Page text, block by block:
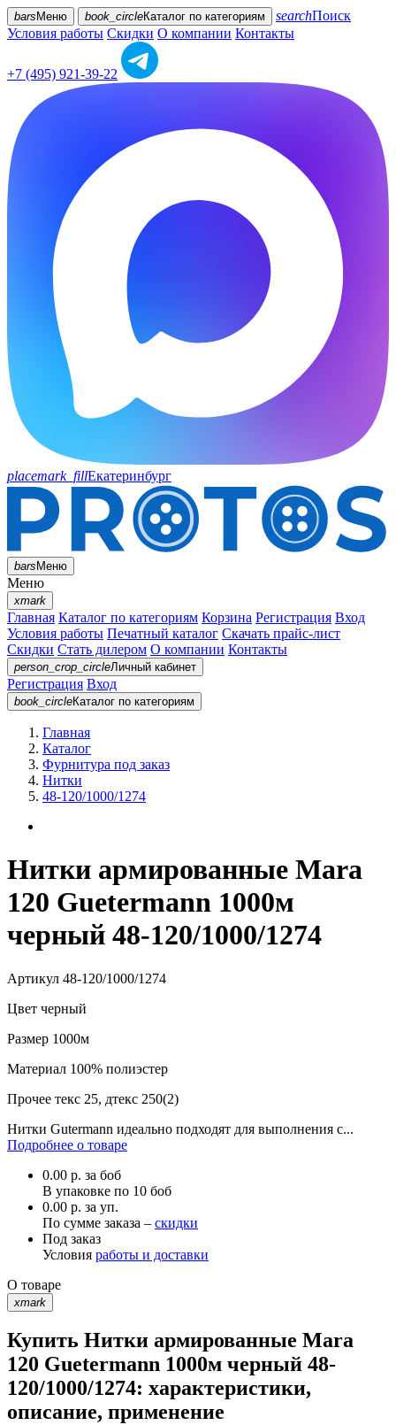
bars Меню book_circleКаталог по категориям searchПоиск
Условия работы Скидки О компании Контакты
+7 (495) 921-39-22
placemark_fillЕкатеринбург
barsМеню
Меню
xmark
Главная Каталог по категориям Корзина Регистрация Вход
Условия работы Печатный каталог Скачать прайс-лист
Скидки Стать дилером О компании Контакты
person_crop_circleЛичный кабинет
Регистрация Вход
book_circleКаталог по категориям
Главная
Каталог
Фурнитура под заказ
Нитки
48-120/1000/1274
Нитки армированные Mara
120 Guetermann 1000м
черный 48-120/1000/1274
Артикул 48-120/1000/1274
Цвет черный
Размер 1000м
Материал 100% полиэстер
Прочее текс 25, дтекс 250(2)
Нитки Gutermann идеально подходят для выполнения с...
Подробнее о товаре
0.00 р. за боб
В упаковке по 10 боб
0.00 р. за уп.
По сумме заказа – скидки
Под заказ
Условия работы и доставки
О товаре
xmark
Купить Нитки армированные Mara
120 Guetermann 1000м черный 48-
120/1000/1274: характеристики,
описание, применение